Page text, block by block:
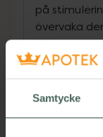
Samtycke
på
övervaka
skärmen
Enheten har
säkerställa